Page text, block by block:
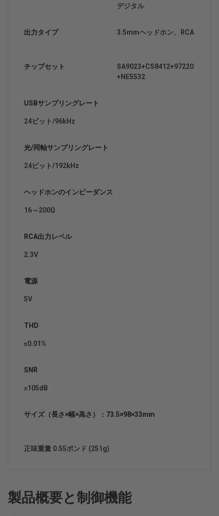
デジタル
出力タイプ 3.5mmヘッドホン、RCA
チップセット
SA9023+CS8412+97220
+NE5532
USBサンプリングレート
24ビット/96kHz
光/同軸サンプリングレート
24ビット/192kHz
ヘッドホンのインピーダンス
16～200Ω
RCA出力レベル
2.3V
電源
5V
THD
≤0.01%
SNR
≥105dB
サイズ（長さ×幅×高さ）：73.5×98×33mm
正味重量 0.55ポンド (251g)
製品概要と制御機能